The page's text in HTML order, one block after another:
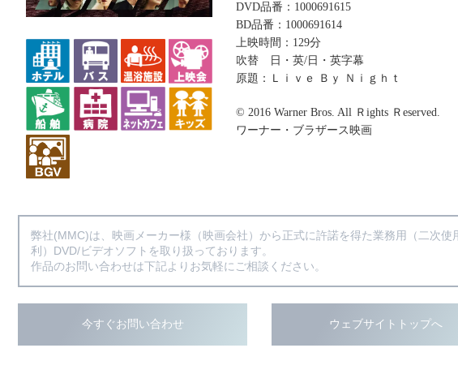
DVD品番：1000691615
BD品番：1000691614
上映時間：129分
吹替 日・英/日・英字幕
原題：Ｌｉｖｅ Ｂｙ Ｎｉｇｈｔ
© 2016 Warner Bros. All Ｒights Ｒeserved.
ワーナー・ブラザース映画
弊社(MMC)は、映画メーカー様（映画会社）から正式に許諾を得た業務用（二次使
利）DVD/ビデオソフトを取り扱っております。
作品のお問い合わせは下記よりお気軽にご相談ください。
今すぐお問い合わせ ウェブサイトトップへ